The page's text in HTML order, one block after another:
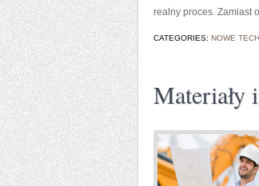
realny proces. Zamiast
CATEGORIES: NOWE
Materiały